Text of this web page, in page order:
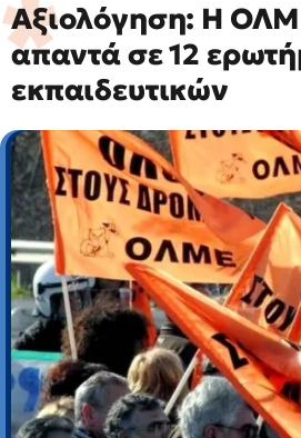
Αξιολόγηση: Η
απαντά σε 12
εκπαιδευτικών